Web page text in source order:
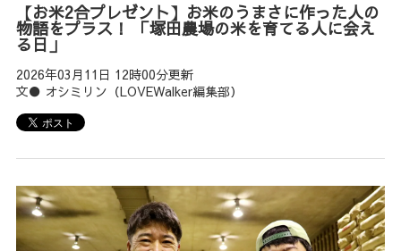
【お米2合プレゼント】お米のうまさに作った人の
物語をプラス！ 「塚田農場の米を育てる人に会え
る日」
2026年03月11日 12時00分更新
文● オシミリン（LOVEWalker編集部）